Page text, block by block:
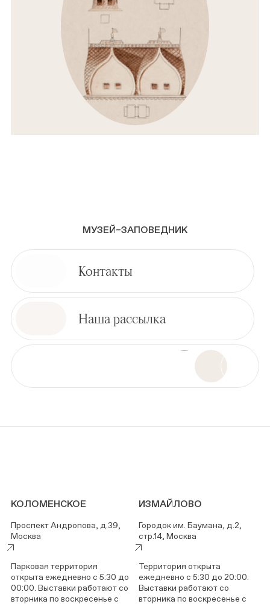
МУЗЕЙ–ЗАПОВЕДНИК
Контакты
Наша рассылка
КОЛОМЕНСКОЕ
Проспект Андропова, д.39,
Москва
Парковая территория
открыта ежедневно с 5:30 до
00:00. Выставки работают со
вторника по воскресенье с
ИЗМАЙЛОВО
Городок им. Баумана, д.2,
стр.14, Москва
Территория открыта
ежедневно с 5:30 до 20:00.
Выставки работают со
вторника по воскресенье с